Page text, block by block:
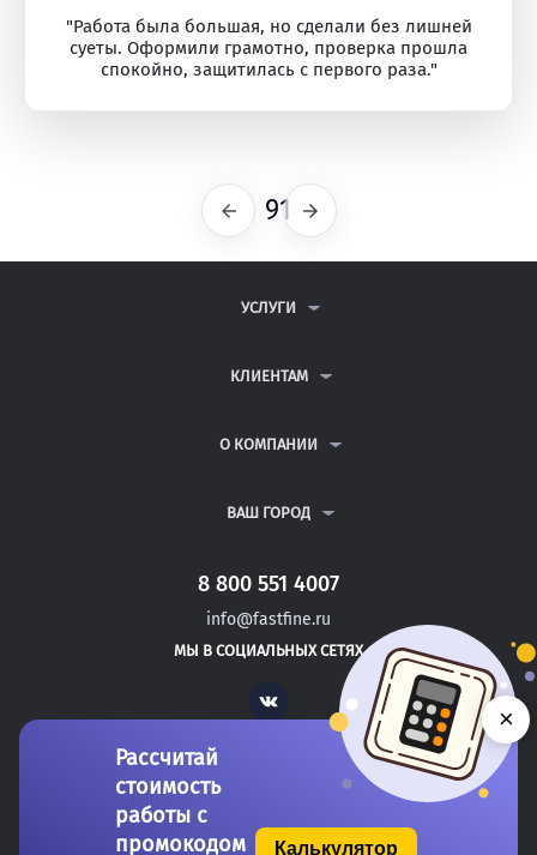
"Работа была большая, но сделали без лишней
суеты. Оформили грамотно, проверка прошла
спокойно, защитилась с первого раза."
Предыдущая
91 Следующая
УСЛУГИ
ДИПЛОМНЫЕ РАБОТЫ
РЕФЕРАТЫ
КЛИЕНТАМ
ВОПРОСЫ И ОТВЕТЫ
ПОЛИТИКА КОНФИДЕНЦИАЛЬНОСТИ
О КОМПАНИИ
КОНТАКТЫ
ВАШ ГОРОД
САНКТ-ПЕТЕРБУРГ
МОЖАЙСК
НОВОЗЫБКОВ
8 800 551 4007
info@fastfine.ru
МЫ В СОЦИАЛЬНЫХ СЕТЯХ
Vk
Рассчитай
стоимость
работы с
промокодом
Калькулятор
×